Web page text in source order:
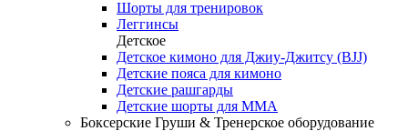
Шорты для тренировок
Леггинсы
Детское
Детское кимоно для Джиу-Джитсу (BJJ)
Детские пояса для кимоно
Детские рашгарды
Детские шорты для ММА
Боксерские Груши & Тренерское оборудование